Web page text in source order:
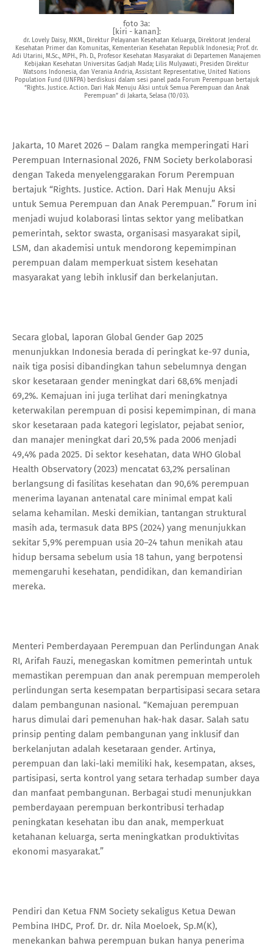
foto 3a:
[kiri - kanan]:
dr. Lovely Daisy, MKM., Direktur Pelayanan Kesehatan Keluarga, Direktorat Jenderal
Kesehatan Primer dan Komunitas, Kementerian Kesehatan Republik Indonesia; Prof. dr.
Adi Utarini, M.Sc., MPH., Ph. D., Profesor Kesehatan Masyarakat di Departemen Manajemen
Kebijakan Kesehatan Universitas Gadjah Mada; Lilis Mulyawati, Presiden Direktur
Watsons Indonesia, dan Verania Andria, Assistant Representative, United Nations
Population Fund (UNFPA) berdiskusi dalam sesi panel pada Forum Perempuan bertajuk
“Rights. Justice. Action. Dari Hak Menuju Aksi untuk Semua Perempuan dan Anak
Perempuan” di Jakarta, Selasa (10/03).
Jakarta, 10 Maret 2026 – Dalam rangka memperingati Hari
Perempuan Internasional 2026, FNM Society berkolaborasi
dengan Takeda menyelenggarakan Forum Perempuan
bertajuk “Rights. Justice. Action. Dari Hak Menuju Aksi
untuk Semua Perempuan dan Anak Perempuan.” Forum ini
menjadi wujud kolaborasi lintas sektor yang melibatkan
pemerintah, sektor swasta, organisasi masyarakat sipil,
LSM, dan akademisi untuk mendorong kepemimpinan
perempuan dalam memperkuat sistem kesehatan
masyarakat yang lebih inklusif dan berkelanjutan.
Secara global, laporan Global Gender Gap 2025
menunjukkan Indonesia berada di peringkat ke-97 dunia,
naik tiga posisi dibandingkan tahun sebelumnya dengan
skor kesetaraan gender meningkat dari 68,6% menjadi
69,2%. Kemajuan ini juga terlihat dari meningkatnya
keterwakilan perempuan di posisi kepemimpinan, di mana
skor kesetaraan pada kategori legislator, pejabat senior,
dan manajer meningkat dari 20,5% pada 2006 menjadi
49,4% pada 2025. Di sektor kesehatan, data WHO Global
Health Observatory (2023) mencatat 63,2% persalinan
berlangsung di fasilitas kesehatan dan 90,6% perempuan
menerima layanan antenatal care minimal empat kali
selama kehamilan. Meski demikian, tantangan struktural
masih ada, termasuk data BPS (2024) yang menunjukkan
sekitar 5,9% perempuan usia 20–24 tahun menikah atau
hidup bersama sebelum usia 18 tahun, yang berpotensi
memengaruhi kesehatan, pendidikan, dan kemandirian
mereka.
Menteri Pemberdayaan Perempuan dan Perlindungan Anak
RI, Arifah Fauzi, menegaskan komitmen pemerintah untuk
memastikan perempuan dan anak perempuan memperoleh
perlindungan serta kesempatan berpartisipasi secara setara
dalam pembangunan nasional. “Kemajuan perempuan
harus dimulai dari pemenuhan hak-hak dasar. Salah satu
prinsip penting dalam pembangunan yang inklusif dan
berkelanjutan adalah kesetaraan gender. Artinya,
perempuan dan laki-laki memiliki hak, kesempatan, akses,
partisipasi, serta kontrol yang setara terhadap sumber daya
dan manfaat pembangunan. Berbagai studi menunjukkan
pemberdayaan perempuan berkontribusi terhadap
peningkatan kesehatan ibu dan anak, memperkuat
ketahanan keluarga, serta meningkatkan produktivitas
ekonomi masyarakat.”
Pendiri dan Ketua FNM Society sekaligus Ketua Dewan
Pembina IHDC, Prof. Dr. dr. Nila Moeloek, Sp.M(K),
menekankan bahwa perempuan bukan hanya penerima